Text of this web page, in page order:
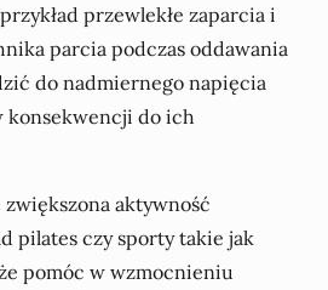
przewlekłe zaparcia i
parcia podczas oddawania
do nadmiernego napięcia
konsekwencji do ich
aktywność
pilates czy sporty takie jak
pomóc w wzmocnieniu